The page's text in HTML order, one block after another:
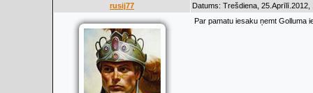
rusij77 Datums: Trešdiena,
Par pamatu iesaku ņemt Golluma